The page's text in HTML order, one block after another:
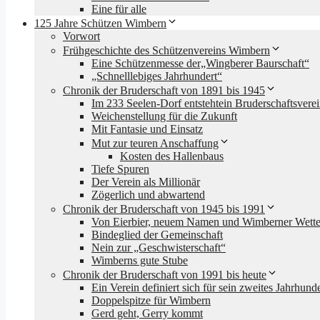
Eine für alle
125 Jahre Schützen Wimbern
Vorwort
Frühgeschichte des Schützenvereins Wimbern
Eine Schützenmesse der„Wingberer Baurschaft“
„Schnelllebiges Jahrhundert“
Chronik der Bruderschaft von 1891 bis 1945
Im 233 Seelen-Dorf entstehtein
Weichenstellung für die Zukunft
Mit Fantasie und Einsatz
Mut zur teuren Anschaffung
Kosten des Hallenbaus
Tiefe Spuren
Der Verein als Millionär
Zögerlich und abwartend
Chronik der Bruderschaft von 1945 bis 1991
Von Eierbier, neuem Namen und Wimberner
Bindeglied der Gemeinschaft
Nein zur „Geschwisterschaft“
Wimberns gute Stube
Chronik der Bruderschaft von 1991 bis heute
Ein Verein definiert sich für sein zweites
Doppelspitze für Wimbern
Gerd geht, Gerry kommt